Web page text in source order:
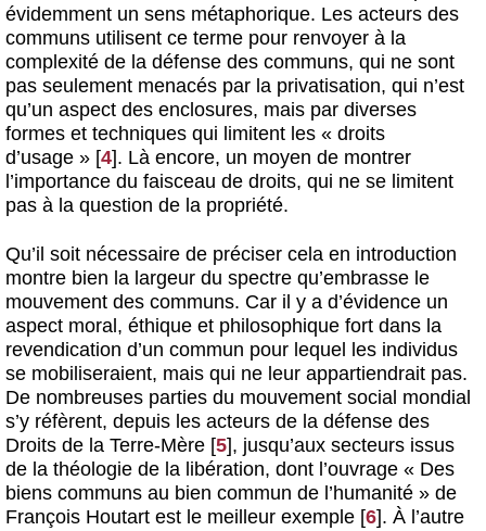
évidemment un sens métaphorique. Les acteurs des
communs utilisent ce terme pour renvoyer à la
complexité de la défense des communs, qui ne sont
pas seulement menacés par la privatisation, qui n’est
qu’un aspect des enclosures, mais par diverses
formes et techniques qui limitent les « droits
d’usage » [4]. Là encore, un moyen de montrer
l’importance du faisceau de droits, qui ne se limitent
pas à la question de la propriété.
Qu’il soit nécessaire de préciser cela en introduction
montre bien la largeur du spectre qu’embrasse le
mouvement des communs. Car il y a d’évidence un
aspect moral, éthique et philosophique fort dans la
revendication d’un commun pour lequel les individus
se mobiliseraient, mais qui ne leur appartiendrait pas.
De nombreuses parties du mouvement social mondial
s’y réfèrent, depuis les acteurs de la défense des
Droits de la Terre-Mère [5], jusqu’aux secteurs issus
de la théologie de la libération, dont l’ouvrage « Des
biens communs au bien commun de l’humanité » de
François Houtart est le meilleur exemple [6]. À l’autre